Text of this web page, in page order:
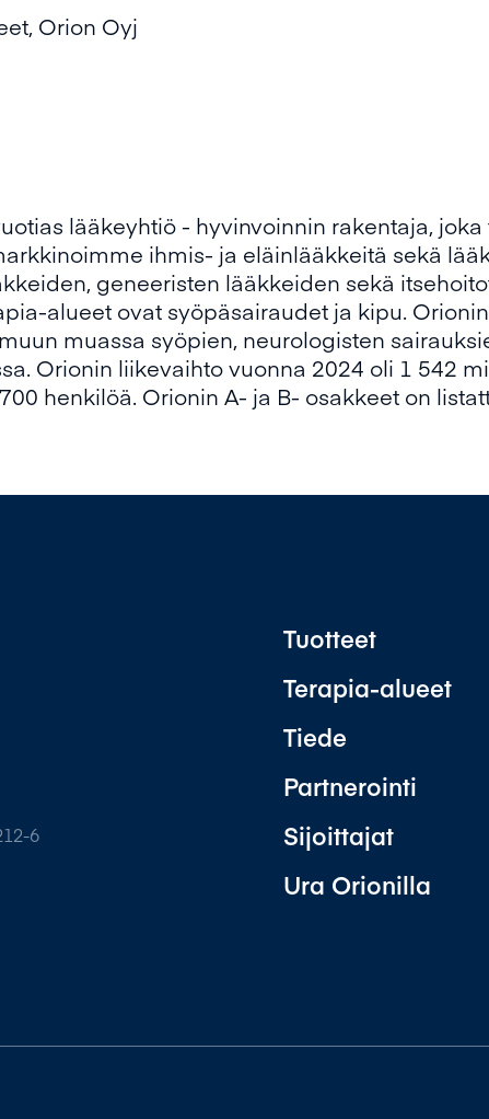
Orion Oyj
lääkeyhtiö - hyvinvoinnin rakentaja,
ihmis- ja eläinlääkkeitä sekä
geneeristen lääkkeiden sekä
alueet ovat syöpäsairaudet ja kipu.
muassa syöpien, neurologisten
Orionin liikevaihto vuonna 2024 oli 1 542
henkilöä. Orionin A- ja B- osakkeet on
6
Tuotteet
Terapia-alueet
Tiede
Partnerointi
Sijoittajat
Ura Orionilla